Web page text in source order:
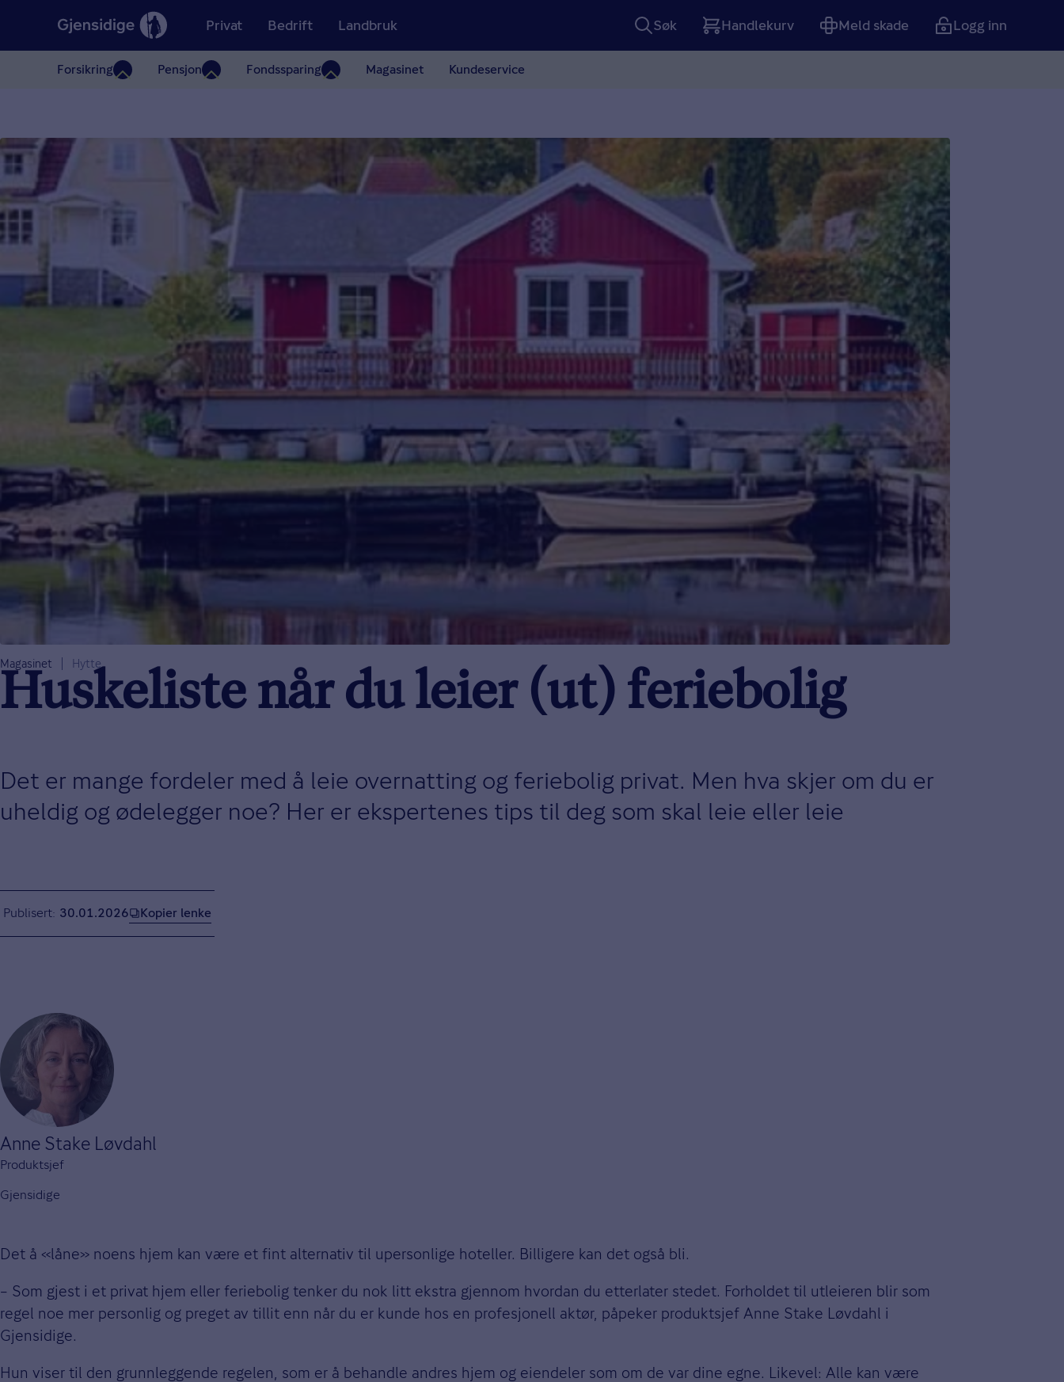
Privat
Forsikring Pensjon Fondssparing Magasinet Kundeservice
Bedrift Landbruk Søk
Handlekurv
Meld skade Logg inn
Magasinet Hytte
Huskeliste når du leier (ut) feriebolig
Det er mange fordeler med å leie overnatting og feriebolig privat. Men hva skjer om du er
uheldig og ødelegger noe? Her er ekspertenes tips til deg som skal leie eller leie
Publisert 30.01.2026 Kopier lenke
Anne Stake Løvdahl
Produktsjef
Gjensidige
Det å «låne» noens hjem kan være et fint alternativ til upersonlige hoteller. Billigere kan det også bli.
– Som gjest i et privat hjem eller feriebolig tenker du nok litt ekstra gjennom hvordan du etterlater stedet. Forholdet til utleieren blir som
regel noe mer personlig og preget av tillit enn når du er kunde hos en profesjonell aktør, påpeker produktsjef Anne Stake Løvdahl i
Gjensidige.
Hun viser til den grunnleggende regelen, som er å behandle andres hjem og eiendeler som om de var dine egne. Likevel: Alle kan være